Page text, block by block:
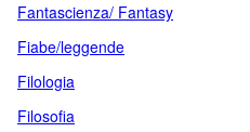
Fantascienza/ Fantasy
Fiabe/leggende
Filologia
Filosofia